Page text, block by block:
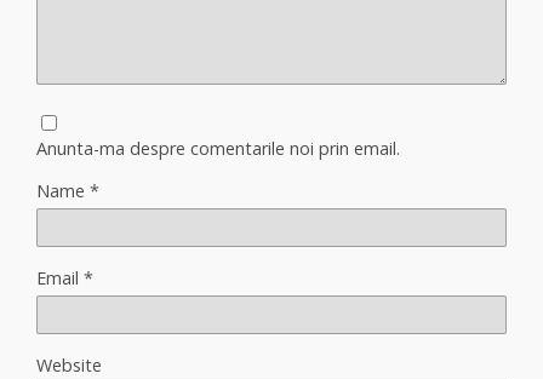
Anunta-ma despre comentarile noi prin email.
Name *
Email *
Website